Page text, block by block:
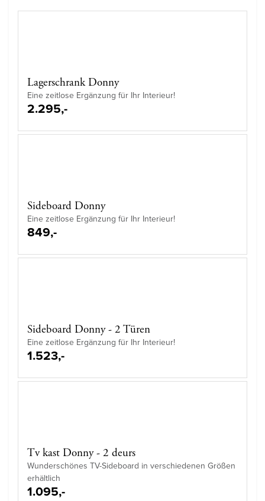
Lagerschrank Donny
Eine zeitlose Ergänzung für Ihr Interieur!
2.295,-
Sideboard Donny
Eine zeitlose Ergänzung für Ihr Interieur!
849,-
Sideboard Donny - 2 Türen
Eine zeitlose Ergänzung für Ihr Interieur!
1.523,-
Tv kast Donny - 2 deurs
Wunderschönes TV-Sideboard in verschiedenen Größen
erhältlich
1.095,-